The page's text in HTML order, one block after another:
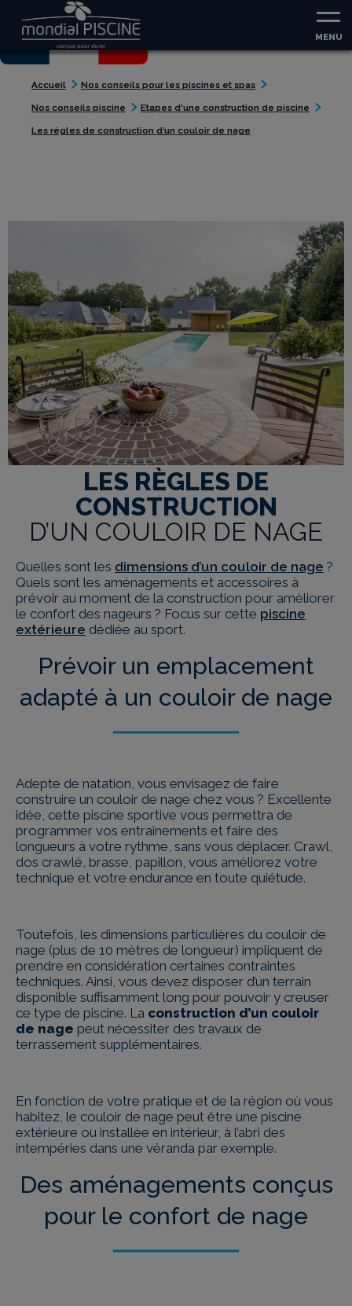
MENU
Accueil Nos conseils pour les piscines et spas
Nos conseils piscine Etapes d'une construction de piscine
Les règles de construction d’un couloir de nage
LES RÈGLES DE
CONSTRUCTION
D’UN COULOIR DE NAGE
Quelles sont les dimensions d’un couloir de nage ?
Quels sont les aménagements et accessoires à
prévoir au moment de la construction pour améliorer
le confort des nageurs ? Focus sur cette piscine
extérieure dédiée au sport.
Prévoir un emplacement
adapté à un couloir de nage
Adepte de natation, vous envisagez de faire
construire un couloir de nage chez vous ? Excellente
idée, cette piscine sportive vous permettra de
programmer vos entraînements et faire des
longueurs à votre rythme, sans vous déplacer. Crawl,
dos crawlé, brasse, papillon, vous améliorez votre
technique et votre endurance en toute quiétude.
Toutefois, les dimensions particulières du couloir de
nage (plus de 10 mètres de longueur) impliquent de
prendre en considération certaines contraintes
techniques. Ainsi, vous devez disposer d’un terrain
disponible suffisamment long pour pouvoir y creuser
ce type de piscine. La construction d’un couloir
de nage peut nécessiter des travaux de
terrassement supplémentaires.
En fonction de votre pratique et de la région où vous
habitez, le couloir de nage peut être une piscine
extérieure ou installée en intérieur, à l’abri des
intempéries dans une véranda par exemple.
Des aménagements conçus
pour le confort de nage